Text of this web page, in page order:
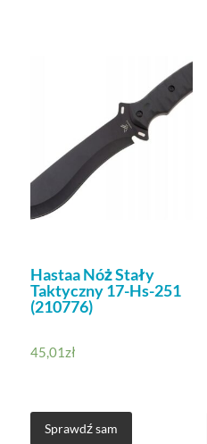
Hastaa Nóż Stały
Taktyczny 17-Hs-251
(210776)
45,01zł
Sprawdź sam